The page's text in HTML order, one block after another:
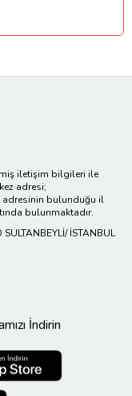
iletişim bilgileri ile
adresi;
adresinin bulunduğu il
bulunmaktadır.
İSTANBUL
İndirin